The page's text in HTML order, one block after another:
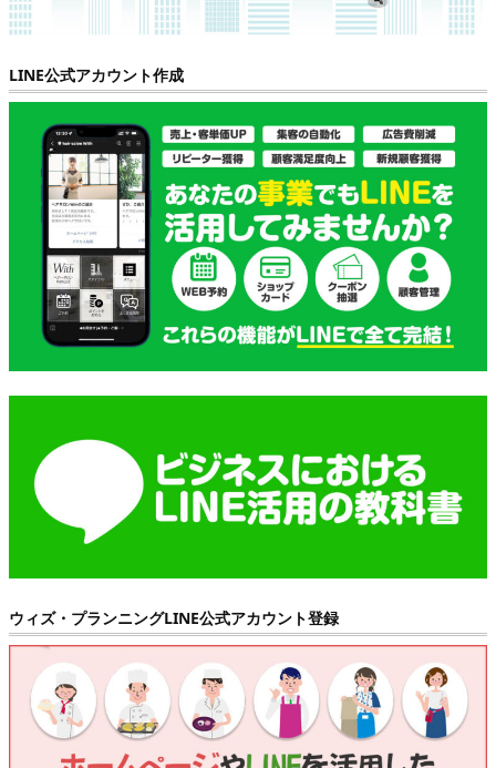
LINE公式アカウント作成
ウィズ・プランニングLINE公式アカウント登録